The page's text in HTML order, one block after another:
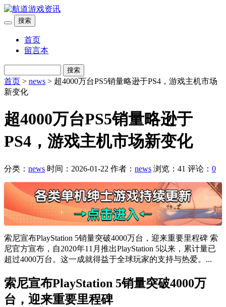
搜索
首页
留言本
搜索
首页 > news > 超4000万台PS5销量略逊于PS4，游戏主机市场
新变化
超4000万台PS5销量略逊于
PS4，游戏主机市场新变化
分类： news 时间：2026-01-22 作者： news 浏览：41 评论： 0
索尼宣布PlayStation 5销量突破4000万台，迎来重要里程碑 索
尼官方宣布，自2020年11月推出PlayStation 5以来，累计量已
超过4000万台。这一成就得益于全球玩家的支持与热爱。...
索尼宣布PlayStation 5销量突破4000万
台，迎来重要里程碑